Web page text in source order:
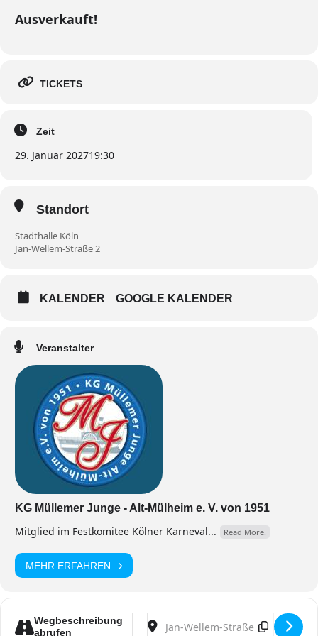
Ausverkauft!
TICKETS
Zeit
29. Januar 202719:30
Standort
Stadthalle Köln
Jan-Wellem-Straße 2
KALENDER GOOGLE KALENDER
Veranstalter
KG Müllemer Junge - Alt-Mülheim e. V. von 1951
Mitglied im Festkomitee Kölner Karneval... Read More.
MEHR ERFAHREN
Wegbeschreibung
abrufen
Address - JnadenlosJeck 2027
Destination Address -